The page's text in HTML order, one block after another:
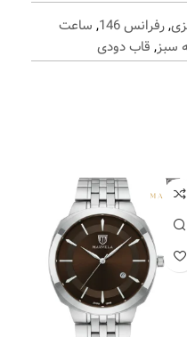
,رفرانس 146 , ساعت
سبز, قاب دودی